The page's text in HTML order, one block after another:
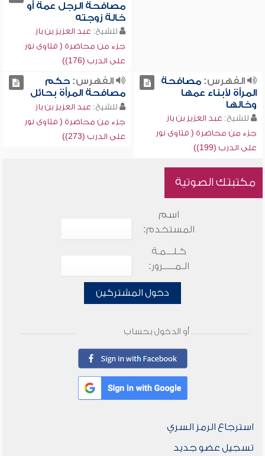
مصافحة الرجل عمة أو
خالة زوجته
للشيخ: عبد العزيز بن باز
جزء من محاضرة ( فتاوى نور
على الدرب (176))
الفهرس:مصافحة
المرأة لأبناء عمها
وخالها
للشيخ: عبد العزيز بن باز
جزء من محاضرة ( فتاوى نور
على الدرب (199))
الفهرس:حكم
مصافحة المرأة بحائل
للشيخ: عبد العزيز بن باز
جزء من محاضرة ( فتاوى نور
على الدرب (273))
مكتبتك الصوتية
اسم
المستخدم:
كـلـــمـة
الـمـــــرور:
دخول المشتركين
أو الدخول بحساب
استرجاع الرمز السري
تسجيل عضو جديد